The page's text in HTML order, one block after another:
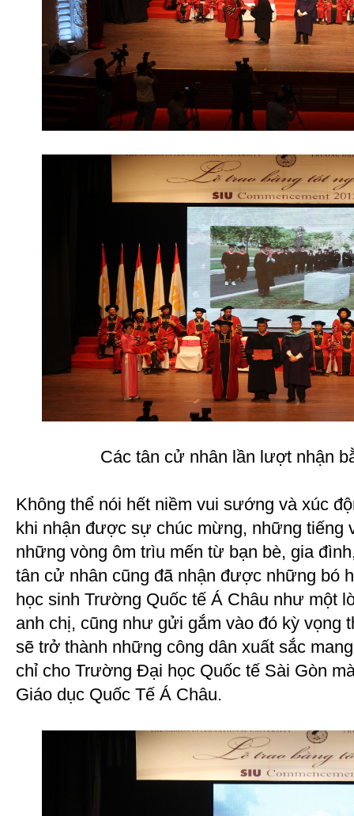
Các tân cử nhân lần lượt nhận
Không thể nói hết niềm vui sướng và xúc
khi nhận được sự chúc mừng, những tiếng
những vòng ôm trìu mến từ bạn bè, gia
tân cử nhân cũng đã nhận được những bó
học sinh Trường Quốc tế Á Châu như một
anh chị, cũng như gửi gắm vào đó kỳ vọng
sẽ trở thành những công dân xuất sắc
chỉ cho Trường Đại học Quốc tế Sài Gòn
Giáo dục Quốc Tế Á Châu.